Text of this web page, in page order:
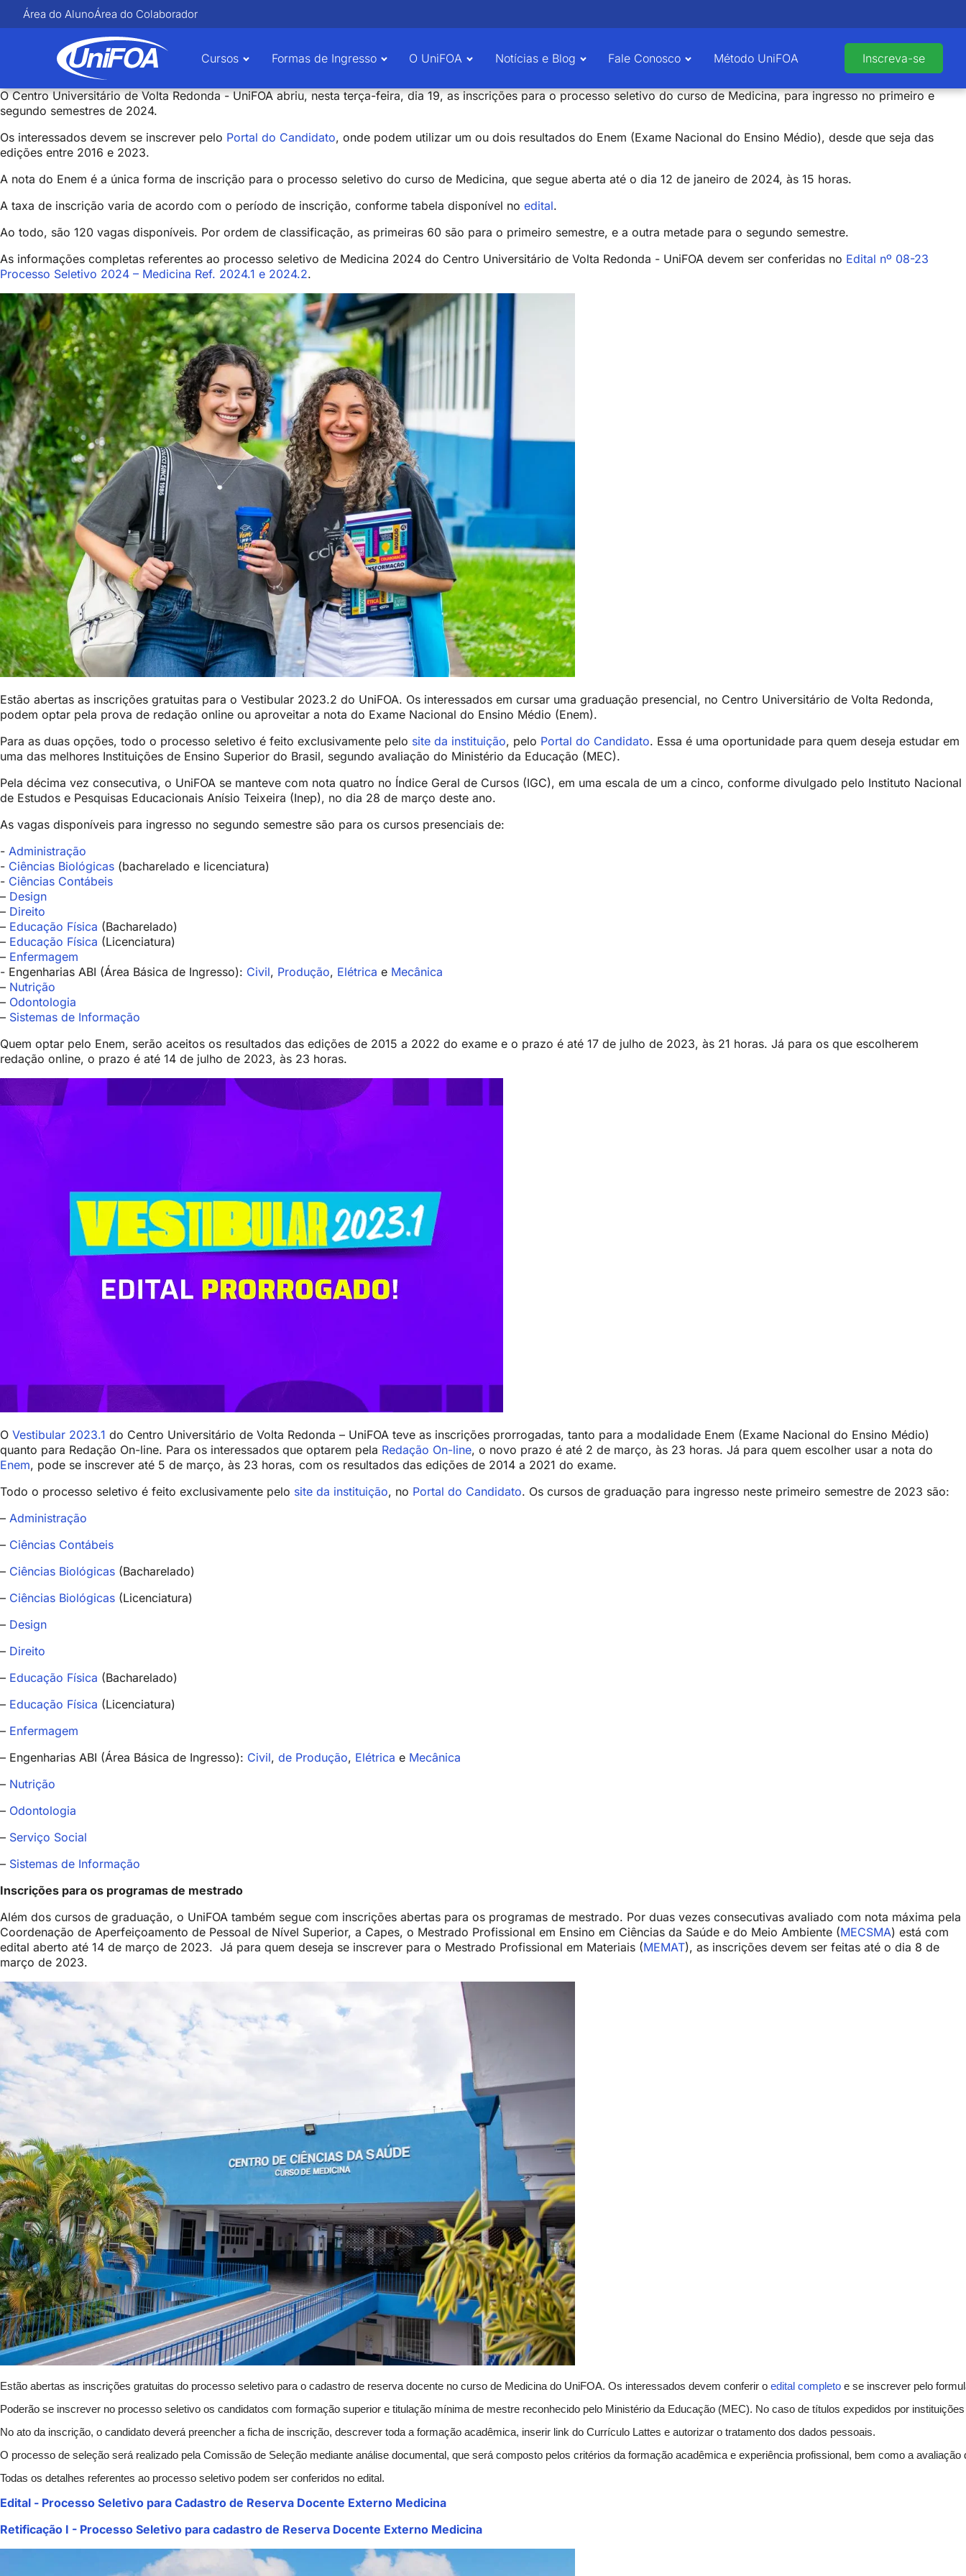
Área do AlunoÁrea do Colaborador
Cursos Formas de Ingresso O UniFOA Notícias e Blog Fale Conosco Método UniFOA Inscreva-se
O Centro Universitário de Volta Redonda - UniFOA abriu, nesta terça-feira, dia 19, as inscrições para o processo seletivo do curso de Medicina, para ingresso no primeiro e
segundo semestres de 2024.
Os interessados devem se inscrever pelo Portal do Candidato, onde podem utilizar um ou dois resultados do Enem (Exame Nacional do Ensino Médio), desde que seja das
edições entre 2016 e 2023.
A nota do Enem é a única forma de inscrição para o processo seletivo do curso de Medicina, que segue aberta até o dia 12 de janeiro de 2024, às 15 horas.
A taxa de inscrição varia de acordo com o período de inscrição, conforme tabela disponível no edital.
Ao todo, são 120 vagas disponíveis. Por ordem de classificação, as primeiras 60 são para o primeiro semestre, e a outra metade para o segundo semestre.
As informações completas referentes ao processo seletivo de Medicina 2024 do Centro Universitário de Volta Redonda - UniFOA devem ser conferidas no Edital nº 08-23
Processo Seletivo 2024 – Medicina Ref. 2024.1 e 2024.2.
Estão abertas as inscrições gratuitas para o Vestibular 2023.2 do UniFOA. Os interessados em cursar uma graduação presencial, no Centro Universitário de Volta Redonda,
podem optar pela prova de redação online ou aproveitar a nota do Exame Nacional do Ensino Médio (Enem).
Para as duas opções, todo o processo seletivo é feito exclusivamente pelo site da instituição, pelo Portal do Candidato. Essa é uma oportunidade para quem deseja estudar em
uma das melhores Instituições de Ensino Superior do Brasil, segundo avaliação do Ministério da Educação (MEC).
Pela décima vez consecutiva, o UniFOA se manteve com nota quatro no Índice Geral de Cursos (IGC), em uma escala de um a cinco, conforme divulgado pelo Instituto Nacional
de Estudos e Pesquisas Educacionais Anísio Teixeira (Inep), no dia 28 de março deste ano.
As vagas disponíveis para ingresso no segundo semestre são para os cursos presenciais de:
- Administração
- Ciências Biológicas (bacharelado e licenciatura)
- Ciências Contábeis
– Design
– Direito
– Educação Física (Bacharelado)
– Educação Física (Licenciatura)
– Enfermagem
- Engenharias ABI (Área Básica de Ingresso): Civil, Produção, Elétrica e Mecânica
– Nutrição
– Odontologia
– Sistemas de Informação
Quem optar pelo Enem, serão aceitos os resultados das edições de 2015 a 2022 do exame e o prazo é até 17 de julho de 2023, às 21 horas. Já para os que escolherem
redação online, o prazo é até 14 de julho de 2023, às 23 horas.
O Vestibular 2023.1 do Centro Universitário de Volta Redonda – UniFOA teve as inscrições prorrogadas, tanto para a modalidade Enem (Exame Nacional do Ensino Médio)
quanto para Redação On-line. Para os interessados que optarem pela Redação On-line, o novo prazo é até 2 de março, às 23 horas. Já para quem escolher usar a nota do
Enem, pode se inscrever até 5 de março, às 23 horas, com os resultados das edições de 2014 a 2021 do exame.
Todo o processo seletivo é feito exclusivamente pelo site da instituição, no Portal do Candidato. Os cursos de graduação para ingresso neste primeiro semestre de 2023 são:
– Administração
– Ciências Contábeis
– Ciências Biológicas (Bacharelado)
– Ciências Biológicas (Licenciatura)
– Design
– Direito
– Educação Física (Bacharelado)
– Educação Física (Licenciatura)
– Enfermagem
– Engenharias ABI (Área Básica de Ingresso): Civil, de Produção, Elétrica e Mecânica
– Nutrição
– Odontologia
– Serviço Social
– Sistemas de Informação
Inscrições para os programas de mestrado
Além dos cursos de graduação, o UniFOA também segue com inscrições abertas para os programas de mestrado. Por duas vezes consecutivas avaliado com nota máxima pela
Coordenação de Aperfeiçoamento de Pessoal de Nível Superior, a Capes, o Mestrado Profissional em Ensino em Ciências da Saúde e do Meio Ambiente (MECSMA) está com
edital aberto até 14 de março de 2023. Já para quem deseja se inscrever para o Mestrado Profissional em Materiais (MEMAT), as inscrições devem ser feitas até o dia 8 de
março de 2023.
Estão abertas as inscrições gratuitas do processo seletivo para o cadastro de reserva docente no curso de Medicina do UniFOA. Os interessados devem conferir o edital completo e se inscrever pelo
Poderão se inscrever no processo seletivo os candidatos com formação superior e titulação mínima de mestre reconhecido pelo Ministério da Educação (MEC). No caso de títulos expedidos por
No ato da inscrição, o candidato deverá preencher a ficha de inscrição, descrever toda a formação acadêmica, inserir link do Currículo Lattes e autorizar o tratamento dos dados pessoais.
O processo de seleção será realizado pela Comissão de Seleção mediante análise documental, que será composto pelos critérios da formação acadêmica e experiência profissional, bem como a
Todas os detalhes referentes ao processo seletivo podem ser conferidos no edital.
Edital - Processo Seletivo para Cadastro de Reserva Docente Externo Medicina
Retificação I - Processo Seletivo para cadastro de Reserva Docente Externo Medicina